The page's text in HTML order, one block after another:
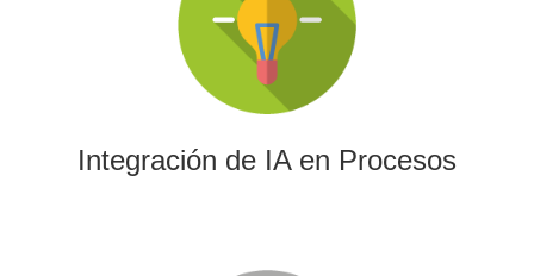
Integración de IA en Procesos
La IA permitirá a su empresa aprovechar el poder de los
algoritmos y las herramientas más avanzadas para el
análisis de datos y la creación de contenidos.